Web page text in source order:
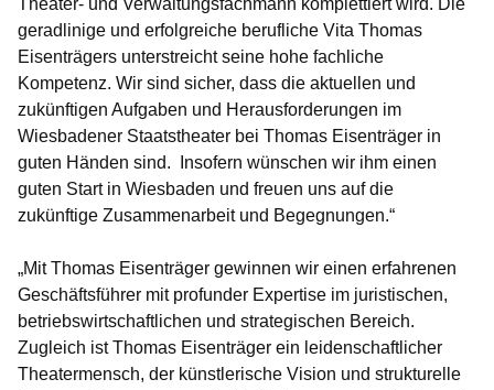
Theater- und Verwaltungsfachmann komplettiert wird. Die
geradlinige und erfolgreiche berufliche Vita Thomas
Eisenträgers unterstreicht seine hohe fachliche
Kompetenz. Wir sind sicher, dass die aktuellen und
zukünftigen Aufgaben und Herausforderungen im
Wiesbadener Staatstheater bei Thomas Eisenträger in
guten Händen sind. Insofern wünschen wir ihm einen
guten Start in Wiesbaden und freuen uns auf die
zukünftige Zusammenarbeit und Begegnungen.“
„Mit Thomas Eisenträger gewinnen wir einen erfahrenen
Geschäftsführer mit profunder Expertise im juristischen,
betriebswirtschaftlichen und strategischen Bereich.
Zugleich ist Thomas Eisenträger ein leidenschaftlicher
Theatermensch, der künstlerische Vision und strukturelle